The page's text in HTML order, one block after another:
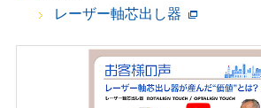
レーザー軸芯出し器